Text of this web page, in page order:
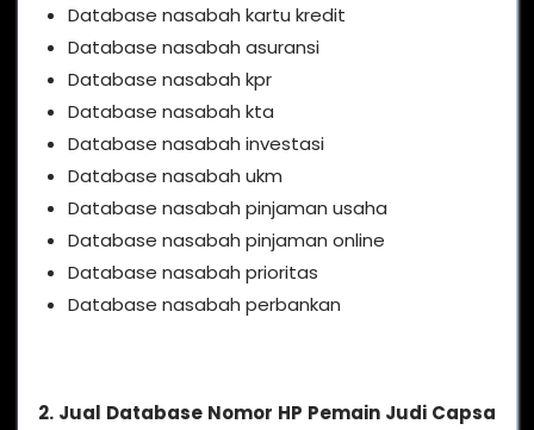
Database nasabah kartu kredit
Database nasabah asuransi
Database nasabah kpr
Database nasabah kta
Database nasabah investasi
Database nasabah ukm
Database nasabah pinjaman usaha
Database nasabah pinjaman online
Database nasabah prioritas
Database nasabah perbankan
2. Jual Database Nomor HP Pemain Judi Capsa